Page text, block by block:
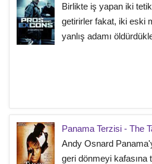
Birlikte iş yapan iki
getirirler fakat, iki eski
yanlış adamı
Panama Terzisi - The
Andy Osnard
geri dönmeyi kafasına